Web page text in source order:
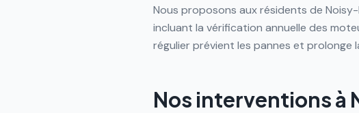
Nous proposons aux résidents de
incluant la vérification annuelle des
régulier prévient les pannes et prolonge
Nos interventions à